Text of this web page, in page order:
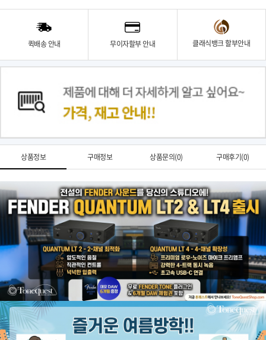
퀵배송 안내 무이자할부 안내 클래식뱅크 할부안내
상품정보 구매정보 상품문의(0) 구매후기(0)